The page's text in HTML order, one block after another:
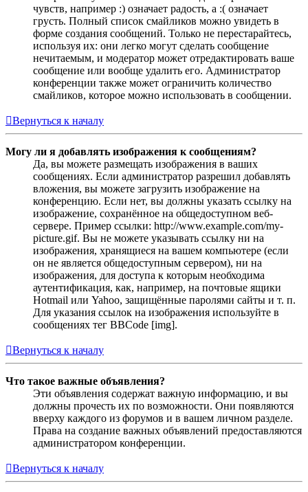
чувств, например :) означает радость, а :( означает
грусть. Полный список смайликов можно увидеть в
форме создания сообщений. Только не перестарайтесь,
используя их: они легко могут сделать сообщение
нечитаемым, и модератор может отредактировать ваше
сообщение или вообще удалить его. Администратор
конференции также может ограничить количество
смайликов, которое можно использовать в сообщении.
Вернуться к началу
Могу ли я добавлять изображения к сообщениям?
Да, вы можете размещать изображения в ваших
сообщениях. Если администратор разрешил добавлять
вложения, вы можете загрузить изображение на
конференцию. Если нет, вы должны указать ссылку на
изображение, сохранённое на общедоступном веб-
сервере. Пример ссылки: http://www.example.com/my-
picture.gif. Вы не можете указывать ссылку ни на
изображения, хранящиеся на вашем компьютере (если
он не является общедоступным сервером), ни на
изображения, для доступа к которым необходима
аутентификация, как, например, на почтовые ящики
Hotmail или Yahoo, защищённые паролями сайты и т. п.
Для указания ссылок на изображения используйте в
сообщениях тег BBCode [img].
Вернуться к началу
Что такое важные объявления?
Эти объявления содержат важную информацию, и вы
должны прочесть их по возможности. Они появляются
вверху каждого из форумов и в вашем личном разделе.
Права на создание важных объявлений предоставляются
администратором конференции.
Вернуться к началу